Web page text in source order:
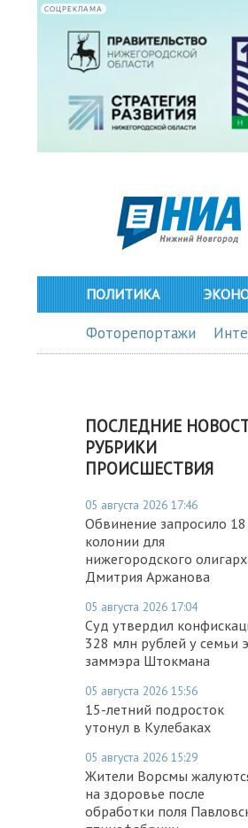
СОЦРЕКЛАМА
ПОЛИТИКА
Фоторепортажи
ПОСЛЕДНИЕ
РУБРИКИ
ПРОИСШЕСТВИЯ
05 августа 2026 17:46
Обвинение запросило 18
колонии для
нижегородского
Дмитрия Аржанова
05 августа 2026 17:04
Суд утвердил
328 млн рублей у семьи
заммэра Штокмана
05 августа 2026 15:56
15-летний подросток
утонул в Кулебаках
05 августа 2026 15:29
Жители Ворсмы
на здоровье после
обработки поля